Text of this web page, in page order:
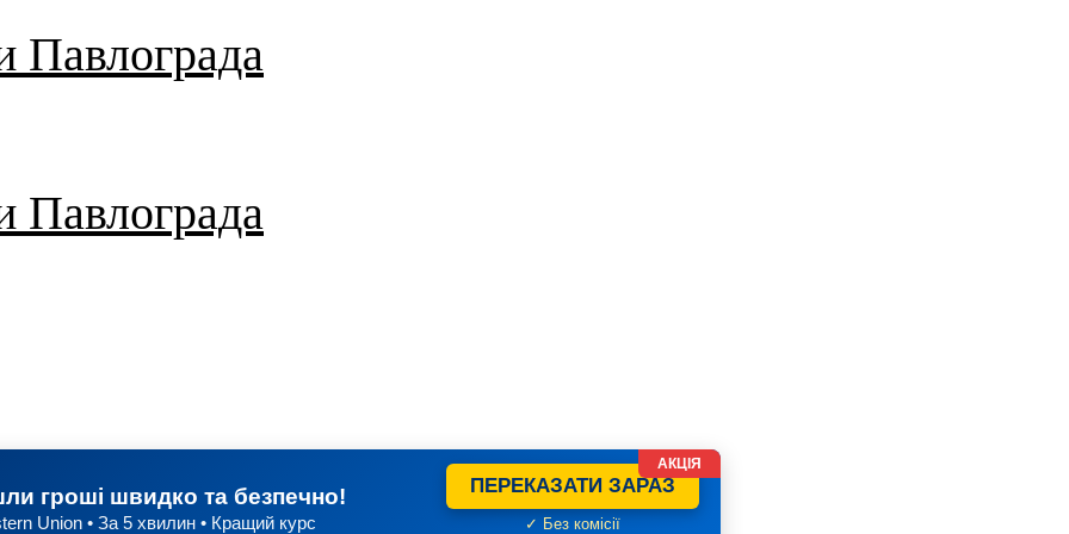
Павлограда
Павлограда
гроші швидко та безпечно!
Union • За 5 хвилин • Кращий курс
ПЕРЕКАЗАТИ ЗАРАЗ
✓ Без комісії
АКЦІЯ